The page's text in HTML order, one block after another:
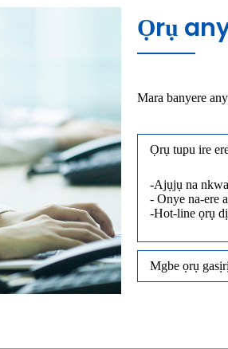
Ọrụ
Mara banyere
Ọrụ tupu ire
-Ajụjụ na
- Onye na-ere
-Hot-line ọrụ
Mgbe ọrụ gasịrị